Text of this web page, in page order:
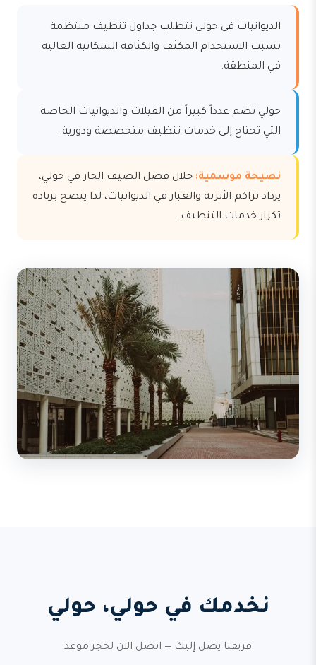
الديوانيات في حولي تتطلب جداول تنظيف منتظمة
بسبب الاستخدام المكثف والكثافة السكانية العالية
في المنطقة.
حولي تضم عدداً كبيراً من الفيلات والديوانيات الخاصة
التي تحتاج إلى خدمات تنظيف متخصصة ودورية.
نصيحة موسمية: خلال فصل الصيف الحار في حولي،
يزداد تراكم الأتربة والغبار في الديوانيات، لذا ينصح بزيادة
تكرار خدمات التنظيف.
نخدمك في حولي، حولي
فريقنا يصل إليك — اتصل الآن لحجز موعد